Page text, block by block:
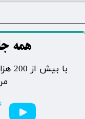
​​​همه
​با